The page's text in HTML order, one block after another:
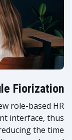
Fiorization
role-based HR
interface, thus
the time